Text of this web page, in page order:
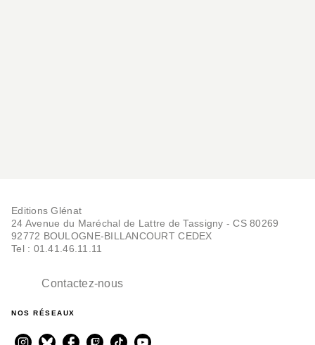
Editions Glénat
24 Avenue du Maréchal de Lattre de Tassigny - CS 80269
92772 BOULOGNE-BILLANCOURT CEDEX
Tel : 01.41.46.11.11
Contactez-nous
NOS RÉSEAUX